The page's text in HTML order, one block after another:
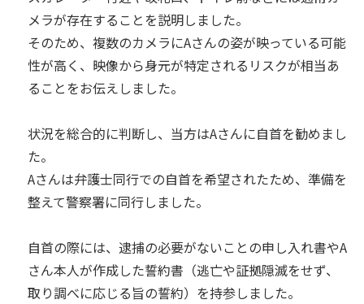
メラが存在することを説明しました。
そのため、複数のカメラにAさんの姿が映っている可能
性が高く、映像から身元が特定されるリスクが相当あ
ることをお伝えしました。
状況を総合的に判断し、当方はAさんに自首を勧めまし
た。
Aさんは弁護士同行での自首を希望されたため、準備を
整えて警察署に同行しました。
自首の際には、逮捕の必要がないことの申し入れ書やA
さん本人が作成した誓約書（逃亡や証拠隠滅をせず、
取り調べに応じる旨の誓約）を持参しました。